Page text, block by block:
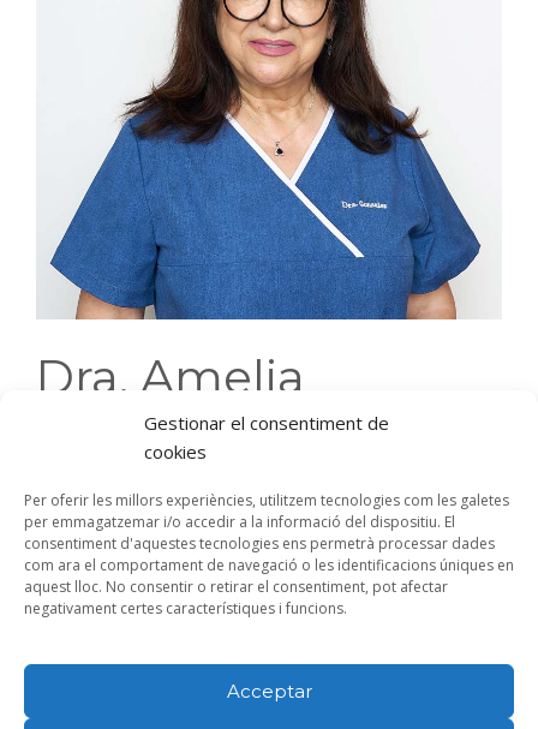
Gestionar el consentiment de
cookies
Per oferir les millors experiències, utilitzem tecnologies com les galetes
per emmagatzemar i/o accedir a la informació del dispositiu. El
consentiment d'aquestes tecnologies ens permetrà processar dades
com ara el comportament de navegació o les identificacions úniques en
aquest lloc. No consentir o retirar el consentiment, pot afectar
negativament certes característiques i funcions.
Acceptar
Dra. Amelia
González
Llicenciada en medicina UB
Llicenciada en odontologia UIC
Especialista en Periodòncia i endodòncia
Certificat en carilles de composite